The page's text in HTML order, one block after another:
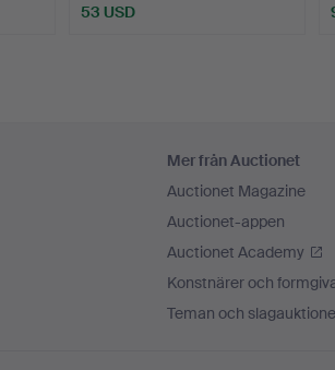
53 USD
Mer från Auctionet
Auctionet Magazine
Auctionet-appen
Auctionet Academy
Konstnärer och
Teman och